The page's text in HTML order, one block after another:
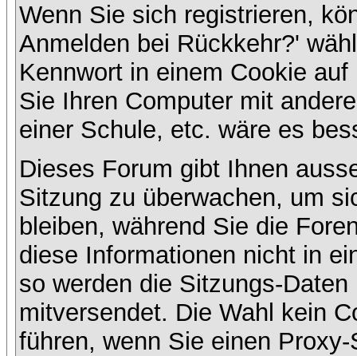
Wenn Sie sich registrieren,
Anmelden bei Rückkehr?'
Kennwort in einem Cookie
Sie Ihren Computer mit
einer Schule, etc. wäre es
Dieses Forum gibt Ihnen
Sitzung zu überwachen, um
bleiben, während Sie die
diese Informationen nicht in
so werden die Sitzungs-
mitversendet. Die Wahl kein
führen, wenn Sie einen